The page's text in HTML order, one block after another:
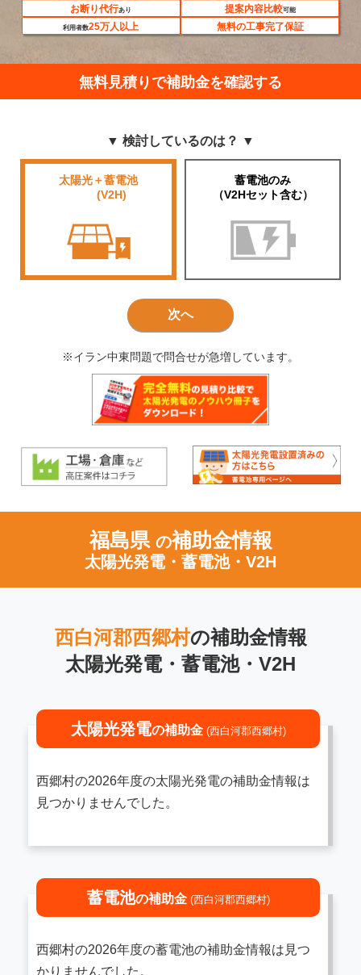
お断り代行あり 提案内容比較可能
利用者数25万人以上 無料の工事完了保証
無料見積りで補助金を確認する
▼ 検討しているのは？ ▼
太陽光＋蓄電池
(V2H)
蓄電池のみ
（V2Hセット含む）
次へ
※イラン中東問題で問合せが急増しています。
福島県 の補助金情報
太陽光発電・蓄電池・V2H
西白河郡西郷村の補助金情報
太陽光発電・蓄電池・V2H
太陽光発電の補助金 (西白河郡西郷村)
西郷村の2026年度の太陽光発電の補助金情報は
見つかりませんでした。
蓄電池の補助金 (西白河郡西郷村)
西郷村の2026年度の蓄電池の補助金情報は見つ
かりませんでした。